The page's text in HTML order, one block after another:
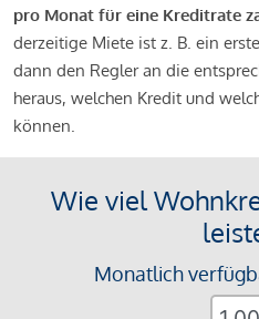
pro Monat für eine Kreditrate
derzeitige Miete ist z. B. ein
dann den Regler an die
heraus, welchen Kredit und
können.
Wie viel
Monatlich